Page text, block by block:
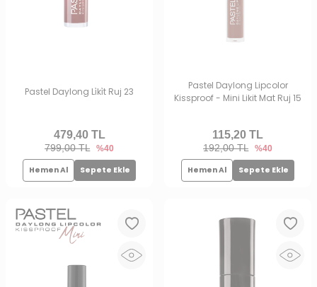
Pastel Daylong Li̇ki̇t Ruj 23
799,00 TL %40
479,40TL
Hemen Al Sepete Ekle
Pastel Daylong Lipcolor
Kissproof - Mini Likit Mat Ruj 15
192,00 TL %40
115,20 TL
Hemen Al Sepete Ekle